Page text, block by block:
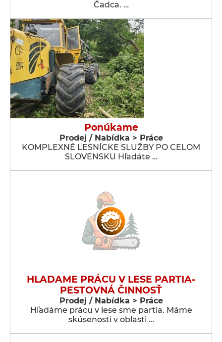
Čadca. …
Ponúkame
Prodej / Nabídka > Práce
KOMPLEXNÉ LESNÍCKE SLUŽBY PO CELOM
SLOVENSKU Hľadáte …
HLADAME PRÁCU V LESE PARTIA-
PESTOVNÁ ČINNOSŤ
Prodej / Nabídka > Práce
Hľadáme prácu v lese sme partia. Máme
skúsenosti v oblasti …